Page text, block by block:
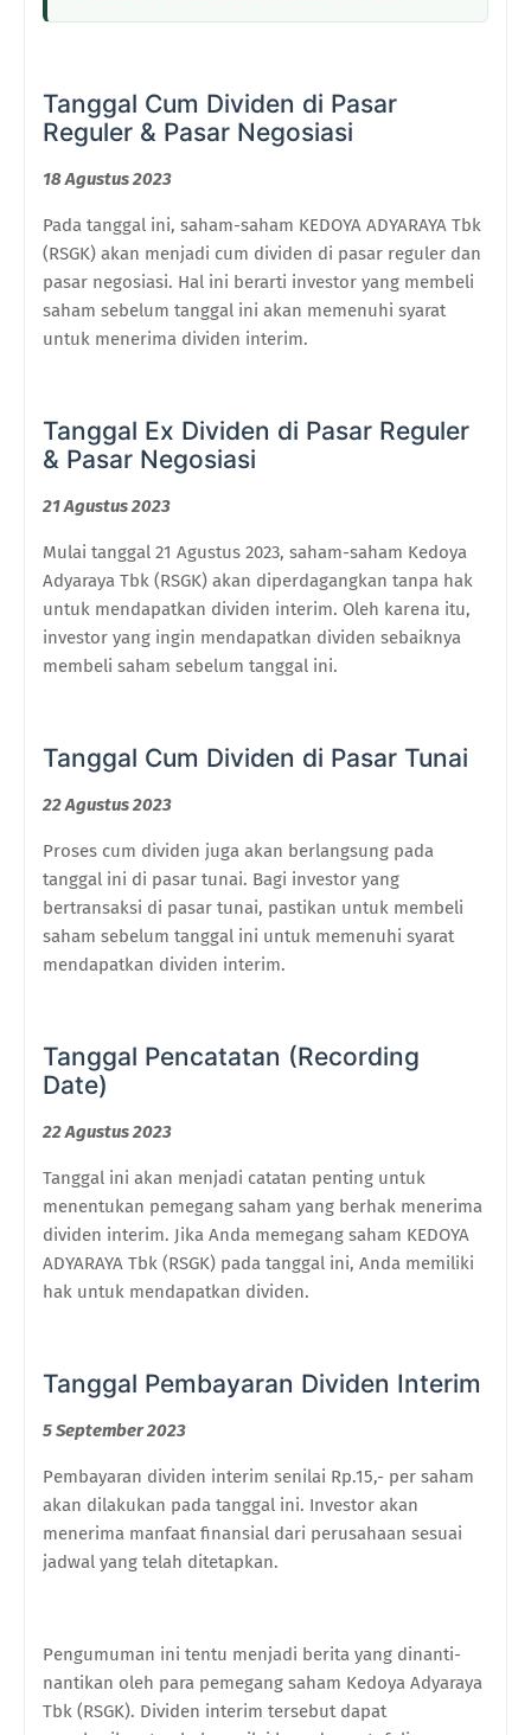
Tanggal Cum Dividen di Pasar
Reguler & Pasar Negosiasi
18 Agustus 2023
Pada tanggal ini, saham-saham KEDOYA ADYARAYA Tbk
(RSGK) akan menjadi cum dividen di pasar reguler dan
pasar negosiasi. Hal ini berarti investor yang membeli
saham sebelum tanggal ini akan memenuhi syarat
untuk menerima dividen interim.
Tanggal Ex Dividen di Pasar Reguler
& Pasar Negosiasi
21 Agustus 2023
Mulai tanggal 21 Agustus 2023, saham-saham Kedoya
Adyaraya Tbk (RSGK) akan diperdagangkan tanpa hak
untuk mendapatkan dividen interim. Oleh karena itu,
investor yang ingin mendapatkan dividen sebaiknya
membeli saham sebelum tanggal ini.
Tanggal Cum Dividen di Pasar Tunai
22 Agustus 2023
Proses cum dividen juga akan berlangsung pada
tanggal ini di pasar tunai. Bagi investor yang
bertransaksi di pasar tunai, pastikan untuk membeli
saham sebelum tanggal ini untuk memenuhi syarat
mendapatkan dividen interim.
Tanggal Pencatatan (Recording
Date)
22 Agustus 2023
Tanggal ini akan menjadi catatan penting untuk
menentukan pemegang saham yang berhak menerima
dividen interim. Jika Anda memegang saham KEDOYA
ADYARAYA Tbk (RSGK) pada tanggal ini, Anda memiliki
hak untuk mendapatkan dividen.
Tanggal Pembayaran Dividen Interim
5 September 2023
Pembayaran dividen interim senilai Rp.15,- per saham
akan dilakukan pada tanggal ini. Investor akan
menerima manfaat finansial dari perusahaan sesuai
jadwal yang telah ditetapkan.
Pengumuman ini tentu menjadi berita yang dinanti-
nantikan oleh para pemegang saham Kedoya Adyaraya
Tbk (RSGK). Dividen interim tersebut dapat